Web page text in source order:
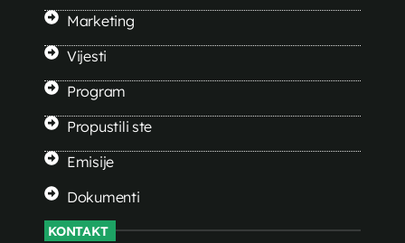
Marketing
Vijesti
Program
Propustili ste
Emisije
Dokumenti
KONTAKT